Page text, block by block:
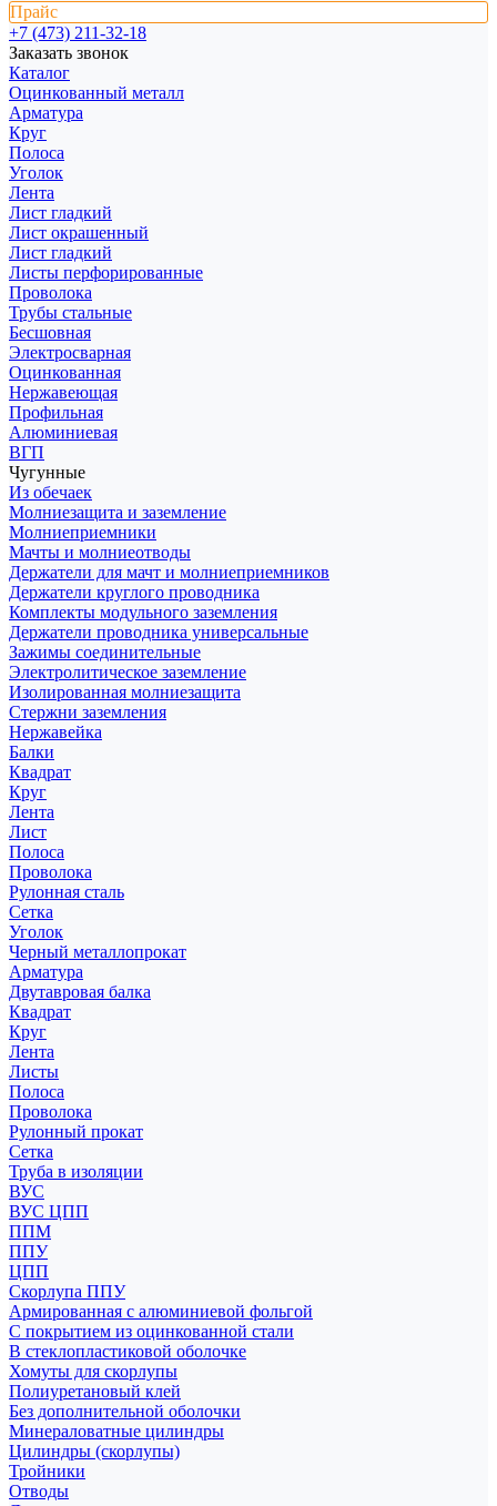
Прайс
+7 (473) 211-32-18
Заказать звонок
Каталог
Оцинкованный металл
Арматура
Круг
Полоса
Уголок
Лента
Лист гладкий
Лист окрашенный
Лист гладкий
Листы перфорированные
Проволока
Трубы стальные
Бесшовная
Электросварная
Оцинкованная
Нержавеющая
Профильная
Алюминиевая
ВГП
Чугунные
Из обечаек
Молниезащита и заземление
Молниеприемники
Мачты и молниеотводы
Держатели для мачт и молниеприемников
Держатели круглого проводника
Комплекты модульного заземления
Держатели проводника универсальные
Зажимы соединительные
Электролитическое заземление
Изолированная молниезащита
Стержни заземления
Нержавейка
Балки
Квадрат
Круг
Лента
Лист
Полоса
Проволока
Рулонная сталь
Сетка
Уголок
Черный металлопрокат
Арматура
Двутавровая балка
Квадрат
Круг
Лента
Листы
Полоса
Проволока
Рулонный прокат
Сетка
Труба в изоляции
ВУС
ВУС ЦПП
ППМ
ППУ
ЦПП
Скорлупа ППУ
Армированная с алюминиевой фольгой
С покрытием из оцинкованной стали
В стеклопластиковой оболочке
Хомуты для скорлупы
Полиуретановый клей
Без дополнительной оболочки
Минераловатные цилиндры
Цилиндры (скорлупы)
Тройники
Отводы